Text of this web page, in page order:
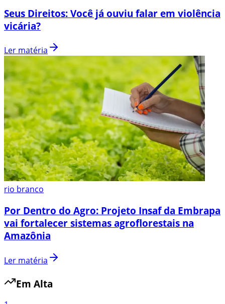
Seus Direitos: Você já ouviu falar em violência
vicária?
Ler matéria
rio branco
Por Dentro do Agro: Projeto Insaf da Embrapa
vai fortalecer sistemas agroflorestais na
Amazônia
Ler matéria
Em Alta